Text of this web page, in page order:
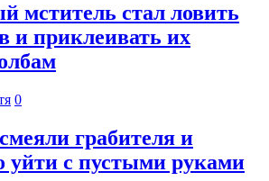
мститель стал ловить
и приклеивать их
0
грабителя и
уйти с пустыми руками